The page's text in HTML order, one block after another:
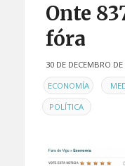
Onte
fóra
30 DE DECEMBRO
ENECONOMÍA ,
POLÍTICA